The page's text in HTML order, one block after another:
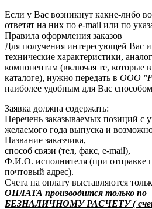
Если у Вас возникнут какие-либо
ответят на них по e-mail или по
Правила оформления заказов
Для получения интересующей Вас
технические характеристики,
компонентам (включая те, которые
каталоге), нужно передать в ООО
наиболее удобным для Вас
Заявка должна содержать:
Перечень заказываемых позиций с
желаемого года выпуска и
Название заказчика,
способ связи (тел, факс, e-mail),
Ф.И.О. исполнителя (при отправке
почтовый адрес).
Счета на оплату выставляются
ОПЛАТА производится только по
БЕЗНАЛИЧНОМУ РАСЧЕТУ (